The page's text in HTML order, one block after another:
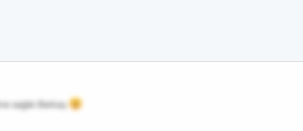
sağlık Berkay